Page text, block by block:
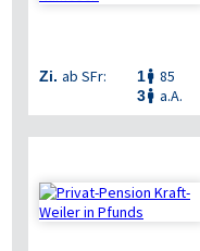
Zi. ab SFr: 1 85
3 a.A.